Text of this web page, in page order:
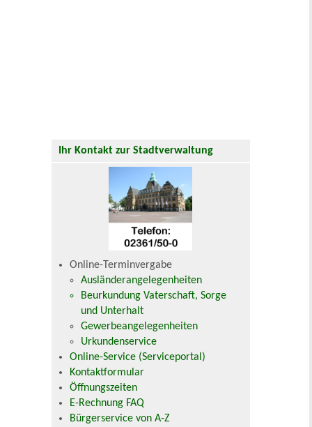
Ihr Kontakt zur Stadtverwaltung
Online-Terminvergabe
Ausländerangelegenheiten
Beurkundung Vaterschaft, Sorge
und Unterhalt
Gewerbeangelegenheiten
Urkundenservice
Online-Service (Serviceportal)
Kontaktformular
Öffnungszeiten
E-Rechnung FAQ
Bürgerservice von A-Z